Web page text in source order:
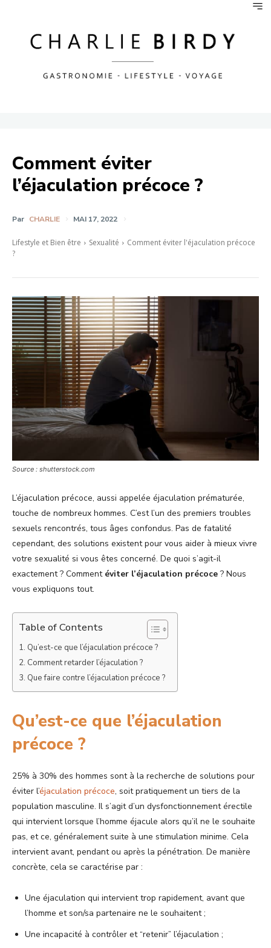
Comment éviter
l’éjaculation précoce ?
Par CHARLIE MAI 17, 2022
Lifestyle et Bien être Sexualité
Comment éviter l'éjaculation précoce
?
Source : shutterstock.com
L’éjaculation précoce, aussi appelée éjaculation prématurée,
touche de nombreux hommes. C’est l’un des premiers troubles
sexuels rencontrés, tous âges confondus. Pas de fatalité
cependant, des solutions existent pour vous aider à mieux vivre
votre sexualité si vous êtes concerné. De quoi s’agit-il
exactement ? Comment éviter l’éjaculation précoce? Nous
vous expliquons tout.
Table of Contents
Qu’est-ce que l’éjaculation précoce ?
Comment retarder l’éjaculation ?
Que faire contre l’éjaculation précoce ?
Qu’est-ce que l’éjaculation
précoce ?
25% à 30% des hommes sont à la recherche de solutions pour
éviter l’éjaculation précoce, soit pratiquement un tiers de la
population masculine. Il s’agit d’un dysfonctionnement érectile
qui intervient lorsque l’homme éjacule alors qu’il ne le souhaite
pas, et ce, généralement suite à une stimulation minime. Cela
intervient avant, pendant ou après la pénétration. De manière
concrète, cela se caractérise par :
Une éjaculation qui intervient trop rapidement, avant que
l’homme et son/sa partenaire ne le souhaitent ;
Une incapacité à contrôler et “retenir” l’éjaculation ;